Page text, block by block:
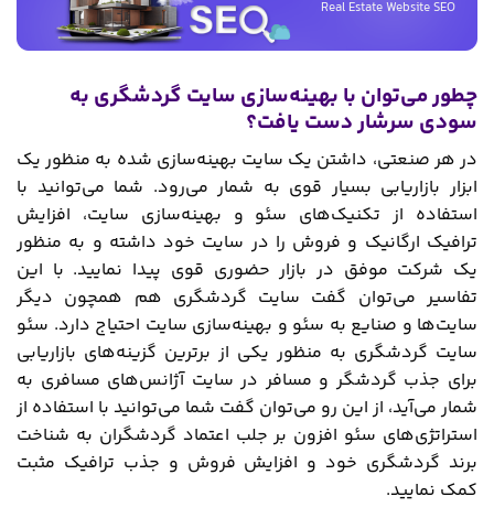
Real Estate Website SEO
چطور می‌توان با بهینه‌سازی سایت گردشگری به
سودی سرشار دست یافت؟
در هر صنعتی، داشتن یک سایت بهینه‌سازی شده به منظور یک
ابزار بازاریابی بسیار قوی به شمار می‌رود. شما می‌توانید با
استفاده از تکنیک‌های سئو و بهینه‌سازی سایت، افزایش
ترافیک ارگانیک و فروش را در سایت خود داشته و به منظور
یک شرکت موفق در بازار حضوری قوی پیدا نمایید. با این
تفاسیر می‌توان گفت سایت گردشگری هم همچون دیگر
سایت‌ها و صنایع به سئو و بهینه‌سازی سایت احتیاج دارد. سئو
سایت گردشگری به منظور یکی از برترین گزینه‌های بازاریابی
برای جذب گردشگر و مسافر در سایت آژانس‌های مسافری به
شمار می‌آید، از این رو می‌توان گفت شما می‌توانید با استفاده از
استراتژی‌های سئو افزون بر جلب اعتماد گردشگران به شناخت
برند گردشگری خود و افزایش فروش و جذب ترافیک مثبت
کمک نمایید.